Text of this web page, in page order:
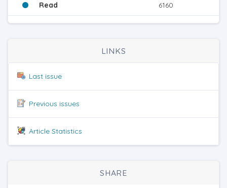
Read 6160
LINKS
Last issue
Previous issues
Article Statistics
SHARE